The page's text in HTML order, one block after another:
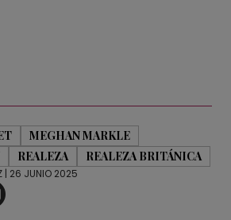
MEGHAN MARKLE
REALEZA REALEZA BRITÁNICA
| 26 JUNIO 2025